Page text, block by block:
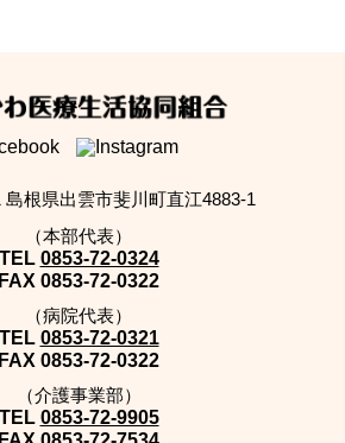
島根県出雲市斐川町直江4883-1
（本部代表）
TEL 0853-72-0324
FAX 0853-72-0322
（病院代表）
TEL 0853-72-0321
FAX 0853-72-0322
（介護事業部）
TEL 0853-72-9905